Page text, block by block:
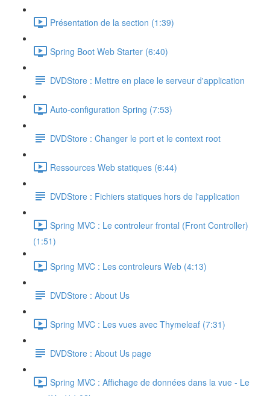
Présentation de la section (1:39)
Spring Boot Web Starter (6:40)
DVDStore : Mettre en place le serveur d'application
Auto-configuration Spring (7:53)
DVDStore : Changer le port et le context root
Ressources Web statiques (6:44)
DVDStore : Fichiers statiques hors de l'application
Spring MVC : Le controleur frontal (Front Controller)
(1:51)
Spring MVC : Les controleurs Web (4:13)
DVDStore : About Us
Spring MVC : Les vues avec Thymeleaf (7:31)
DVDStore : About Us page
Spring MVC : Affichage de données dans la vue - Le